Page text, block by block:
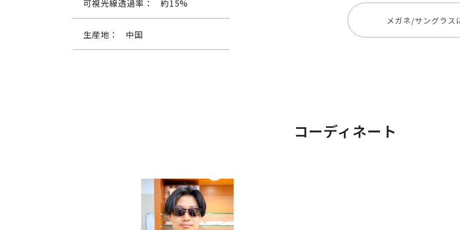
可視光線透過率： 約15%
生産地： 中国
メガネ/サングラス
コーディネート